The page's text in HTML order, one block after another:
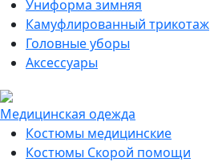
Униформа зимняя
Камуфлированный трикотаж
Головные уборы
Аксессуары
Медицинская одежда
Костюмы медицинские
Костюмы Скорой помощи